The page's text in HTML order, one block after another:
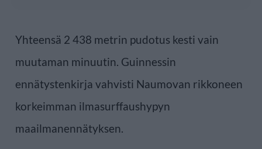
Yhteensä 2 438 metrin pudotus kesti vain
muutaman minuutin. Guinnessin
ennätystenkirja vahvisti Naumovan rikkoneen
korkeimman ilmasurffaushypyn
maailmanennätyksen.